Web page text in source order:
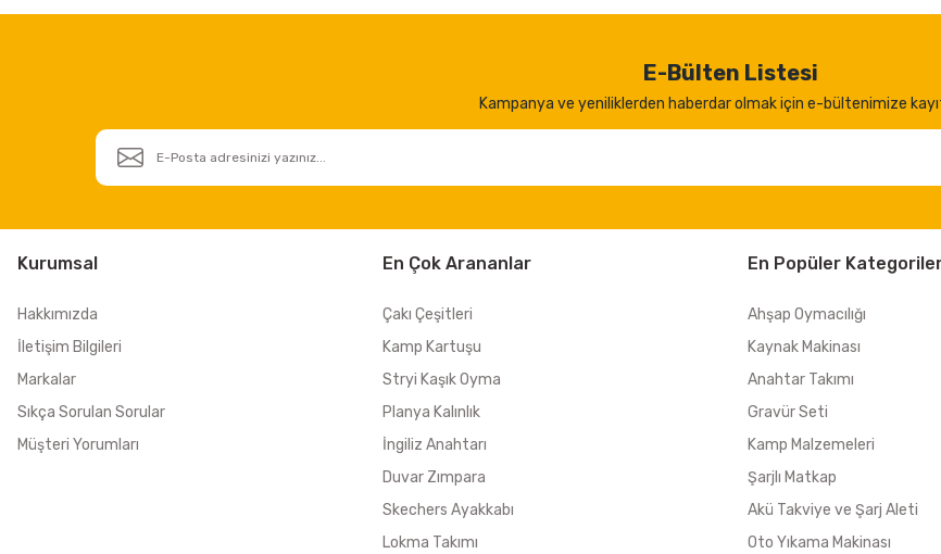
E-Bülten Listesi
Kampanya ve yeniliklerden haberdar olmak için e-bültenimize
Kurumsal
Hakkımızda
İletişim Bilgileri
Markalar
Sıkça Sorulan Sorular
Müşteri Yorumları
En Çok Arananlar
Çakı Çeşitleri
Kamp Kartuşu
Stryi Kaşık Oyma
Planya Kalınlık
İngiliz Anahtarı
Duvar Zımpara
Skechers Ayakkabı
Lokma Takımı
En Popüler
Ahşap Oymacılığı
Kaynak Makinası
Anahtar Takımı
Gravür Seti
Kamp Malzemeleri
Şarjlı Matkap
Akü Takviye ve Şarj Aleti
Oto Yıkama Makinası